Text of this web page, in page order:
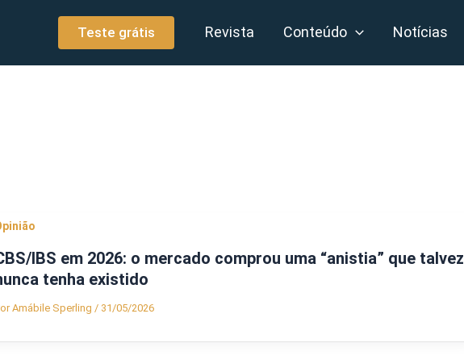
Teste grátis Revista Conteúdo Notícias
IBS em 2026: o mercado comprou uma “anistia” que talvez
tenha existido
Amábile Sperling / 31/05/2026